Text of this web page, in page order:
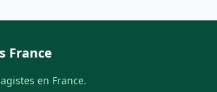
France
en France.